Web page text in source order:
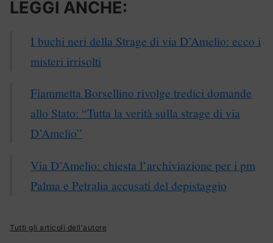
LEGGI ANCHE:
I buchi neri della Strage di via D’Amelio: ecco i
misteri irrisolti
Fiammetta Borsellino rivolge tredici domande
allo Stato: “Tutta la verità sulla strage di via
D’Amelio”
Via D’Amelio: chiesta l’archiviazione per i pm
Palma e Petralia accusati del depistaggio
Tutti gli articoli dell'autore